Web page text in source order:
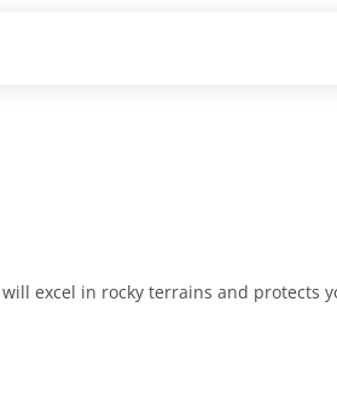
excel in rocky terrains and